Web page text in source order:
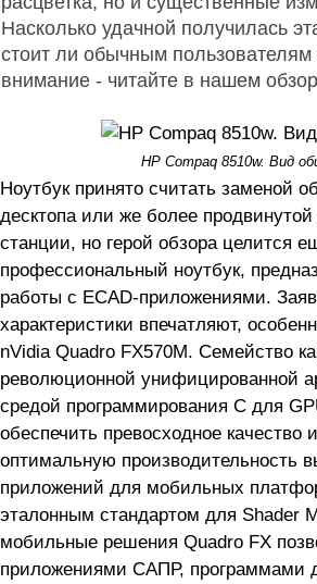
Насколько удачной получилась
стоит ли обычным пользователям
внимание - читайте в нашем
HP Compaq 8510w. Вид
Ноутбук принято считать заменой
десктопа или же более
станции, но герой обзора целится
профессиональный ноутбук,
работы с ECAD-приложениями.
характеристики впечатляют,
nVidia Quadro FX570M. Семейство
революционной унифицированной
средой программирования C для
обеспечить превосходное качество
оптимальную производительность
приложений для мобильных
эталонным стандартом для Shader
мобильные решения Quadro FX
приложениями САПР, программами